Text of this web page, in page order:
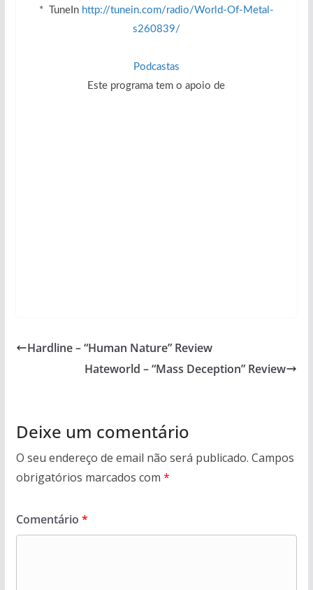
* TuneIn http://tunein.com/radio/World-Of-Metal-
s260839/
Podcastas
Este programa tem o apoio de
Hardline – “Human Nature” Review
Hateworld – “Mass Deception” Review
Deixe um comentário
O seu endereço de email não será publicado. Campos
obrigatórios marcados com *
Comentário *